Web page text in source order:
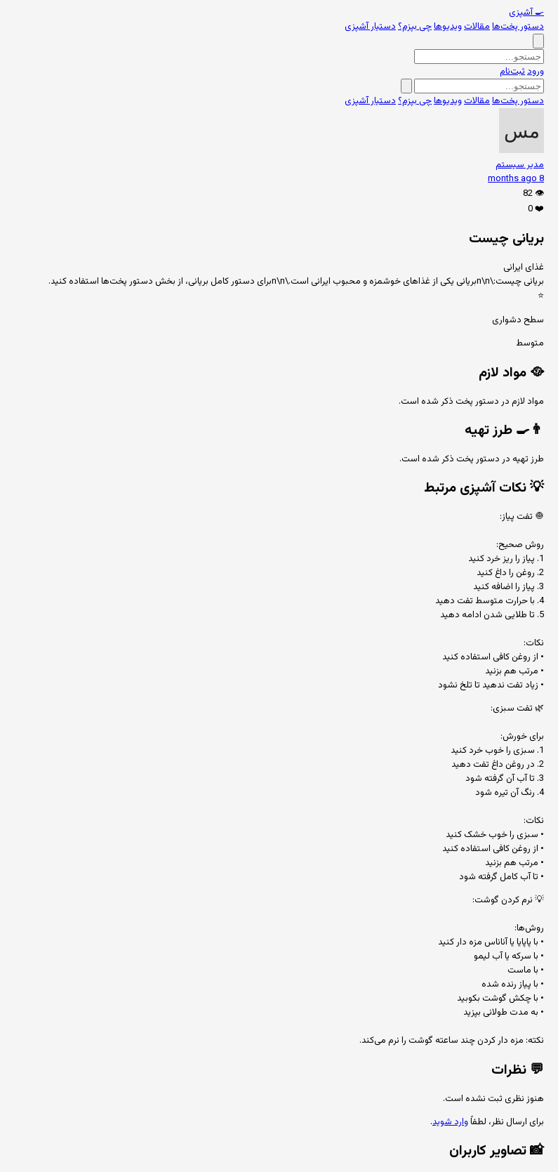
🍳آشپزی
دستور پخت‌هامقالاتویدیوهاچی بپزم؟دستیار آشپزی
ورودثبت‌نام
دستور پخت‌هامقالاتویدیوهاچی بپزم؟دستیار آشپزی
مدیر سیستم
8 months ago
👁️
82
❤️
0
بریانی چیست
غذای ایرانی
بریانی چیست:\n\nبریانی یکی از غذاهای خوشمزه و محبوب ایرانی است.\n\nبرای دستور کامل بریانی، از بخش دستور پخت‌ها استفاده کنید.
⭐
سطح دشواری
متوسط
🥘 مواد لازم
مواد لازم در دستور پخت ذکر شده است.
👨‍🍳 طرز تهیه
طرز تهیه در دستور پخت ذکر شده است.
💡نکات آشپزی مرتبط
🧅 تفت پیاز:
روش صحیح:
1. پیاز را ریز خرد کنید
2. روغن را داغ کنید
3. پیاز را اضافه کنید
4. با حرارت متوسط تفت دهید
5. تا طلایی شدن ادامه دهید
نکات:
• از روغن کافی استفاده کنید
• مرتب هم بزنید
• زیاد تفت ندهید تا تلخ نشود
🌿 تفت سبزی:
برای خورش:
1. سبزی را خوب خرد کنید
2. در روغن داغ تفت دهید
3. تا آب آن گرفته شود
4. رنگ آن تیره شود
نکات:
• سبزی را خوب خشک کنید
• از روغن کافی استفاده کنید
• مرتب هم بزنید
• تا آب کامل گرفته شود
💡 نرم کردن گوشت:
روش‌ها:
• با پاپایا یا آناناس مزه دار کنید
• با سرکه یا آب لیمو
• با ماست
• با پیاز رنده شده
• با چکش گوشت بکوبید
• به مدت طولانی بپزید
نکته: مزه دار کردن چند ساعته گوشت را نرم می‌کند.
💬 نظرات
هنوز نظری ثبت نشده است.
برای ارسال نظر، لطفاًوارد شوید.
📸تصاویر کاربران